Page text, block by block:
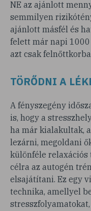
NE az ajánlott
semmilyen
ajánlott másfél és
felett már napi
azt csak
TÖRŐDNI A
A fényszegény
is, hogy a
ha már kialakultak,
lezárni, megoldani
különféle
célra az autogén
elsajátítani. Ez egy
technika, amellyel